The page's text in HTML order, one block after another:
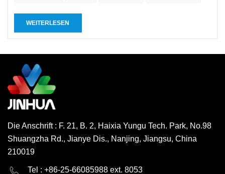
WEITERLESEN
Die Anschrift : F. 21, B. 2, Haixia Yungu Tech. Park, No.98
Shuangzha Rd., Jianye Dis., Nanjing, Jiangsu, China
210019
Tel : +86-25-66085988 ext. 8053
English Deutsch